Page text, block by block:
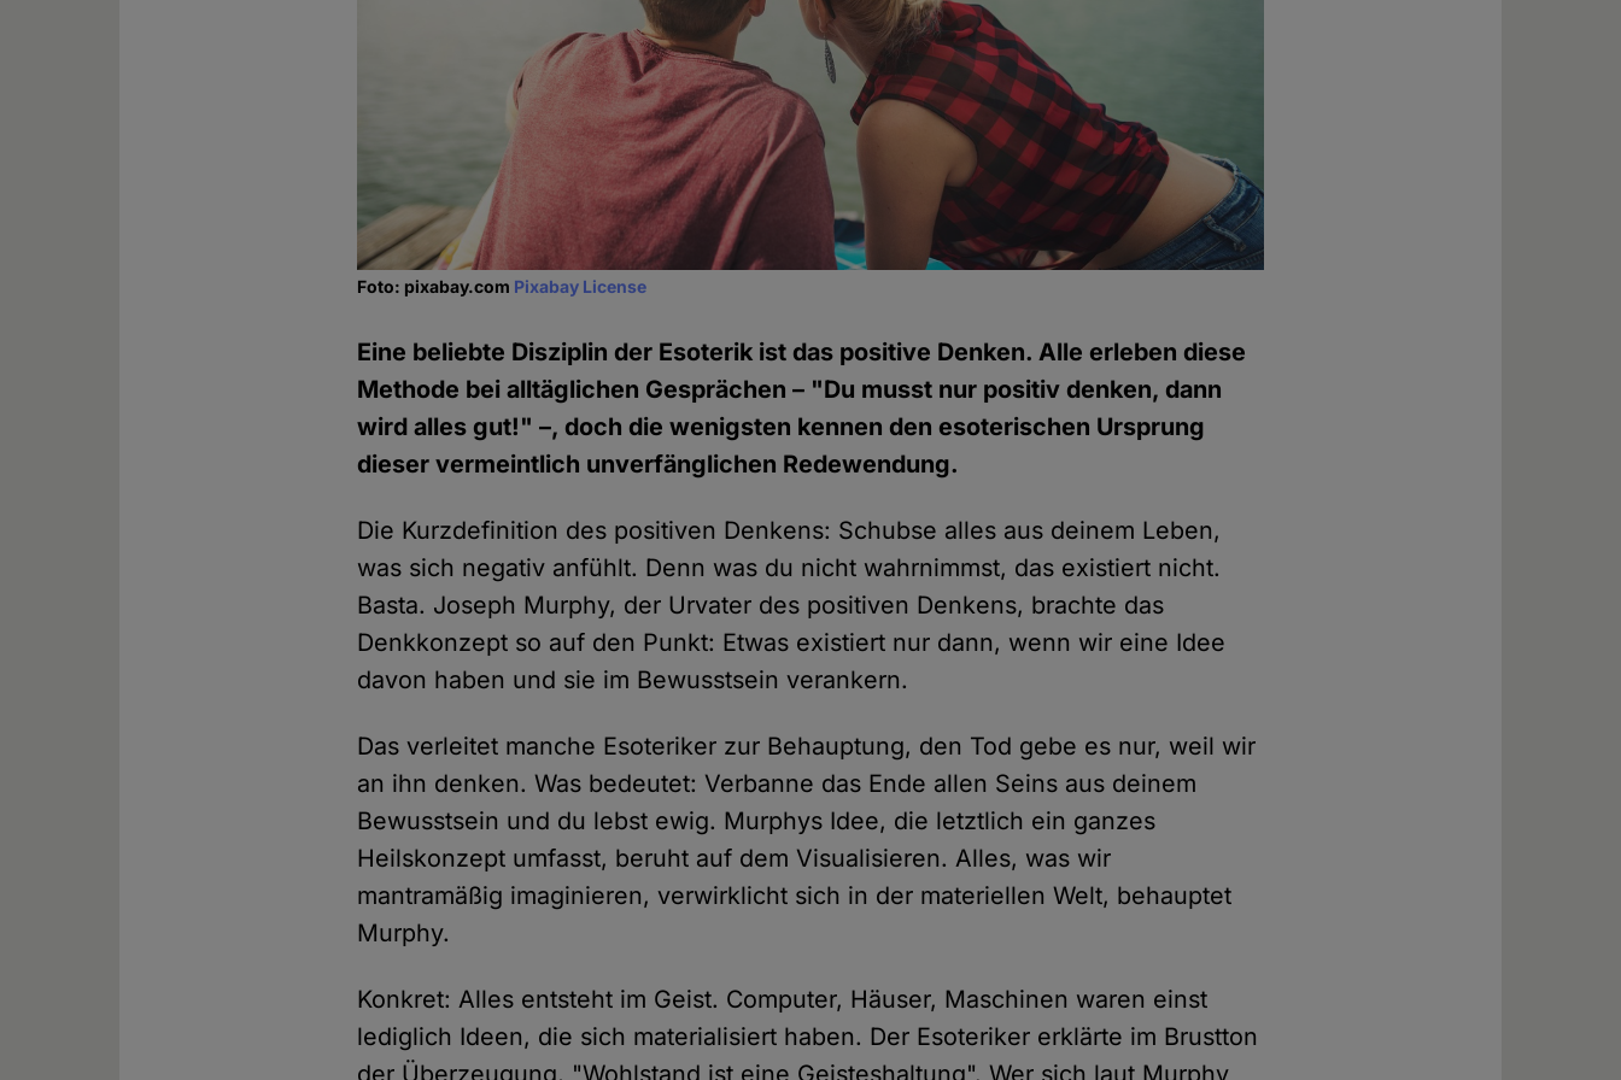
Foto: pixabay.com Pixabay License
Eine beliebte Disziplin der Esoterik ist das positive Denken. Alle erleben diese
Methode bei alltäglichen Gesprächen – "Du musst nur positiv denken, dann
wird alles gut!" –, doch die wenigsten kennen den esoterischen Ursprung
dieser vermeintlich unverfänglichen Redewendung.
Die Kurzdefinition des positiven Denkens: Schubse alles aus deinem Leben,
was sich negativ anfühlt. Denn was du nicht wahrnimmst, das existiert nicht.
Basta. Joseph Murphy, der Urvater des positiven Denkens, brachte das
Denkkonzept so auf den Punkt: Etwas existiert nur dann, wenn wir eine Idee
davon haben und sie im Bewusstsein verankern.
Das verleitet manche Esoteriker zur Behauptung, den Tod gebe es nur, weil wir
an ihn denken. Was bedeutet: Verbanne das Ende allen Seins aus deinem
Bewusstsein und du lebst ewig. Murphys Idee, die letztlich ein ganzes
Heilskonzept umfasst, beruht auf dem Visualisieren. Alles, was wir
mantramäßig imaginieren, verwirklicht sich in der materiellen Welt, behauptet
Murphy.
Konkret: Alles entsteht im Geist. Computer, Häuser, Maschinen waren einst
lediglich Ideen, die sich materialisiert haben. Der Esoteriker erklärte im Brustton